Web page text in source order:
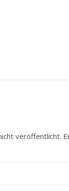
veröffentlicht.